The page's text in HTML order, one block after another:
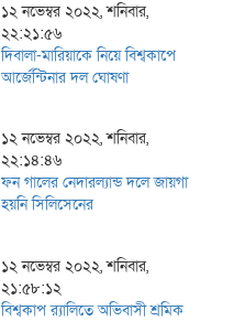
১২ নভেম্বর ২০২২, শনিবার,
২২:২১:৫৬
দিবালা-মারিয়াকে নিয়ে বিশ্বকাপে
আর্জেন্টিনার দল ঘোষণা
১২ নভেম্বর ২০২২, শনিবার,
২২:১৪:৪৬
ফন গালের নেদারল্যান্ড দলে জায়গা
হয়নি সিলিসেনের
১২ নভেম্বর ২০২২, শনিবার,
২১:৫৮:১২
বিশ্বকাপ র‌্যালিতে অভিবাসী শ্রমিক